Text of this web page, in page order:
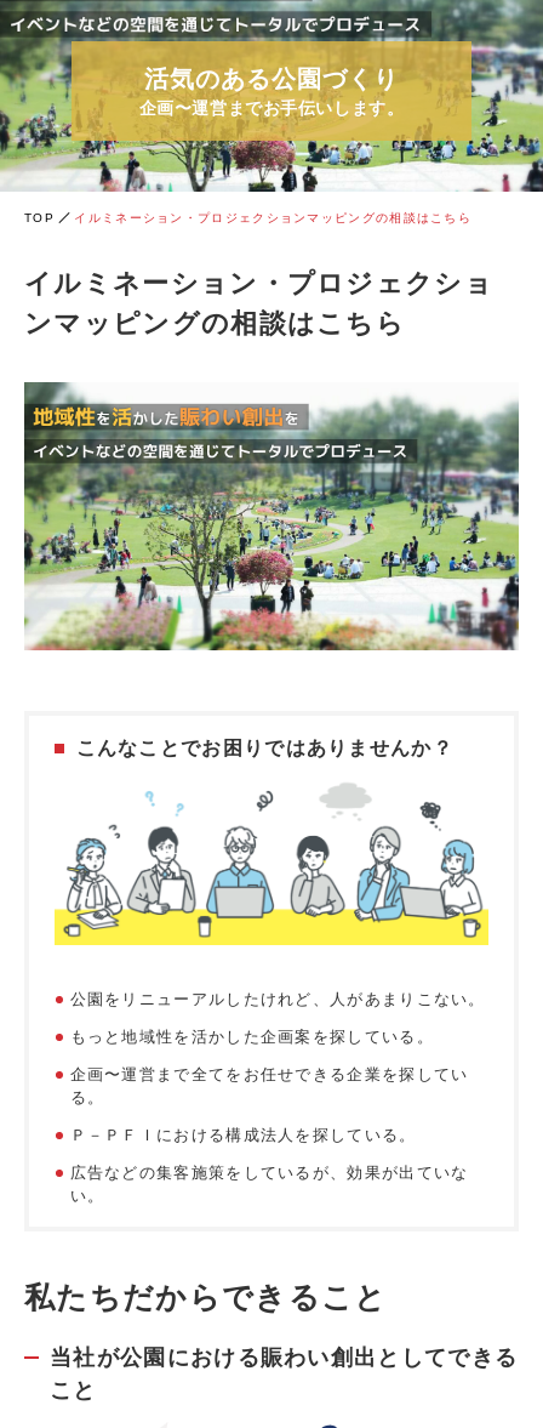
活気のある公園づくり
企画〜運営までお手伝いします。
TOP イルミネーション・プロジェクションマッピングの相談はこちら
イルミネーション・プロジェクショ
ンマッピングの相談はこちら
こんなことでお困りではありませんか？
公園をリニューアルしたけれど、人があまりこない。
もっと地域性を活かした企画案を探している。
企画〜運営まで全てをお任せできる企業を探してい
る。
Ｐ－ＰＦＩにおける構成法人を探している。
広告などの集客施策をしているが、効果が出ていな
い。
私たちだからできること
当社が公園における賑わい創出としてできる
こと